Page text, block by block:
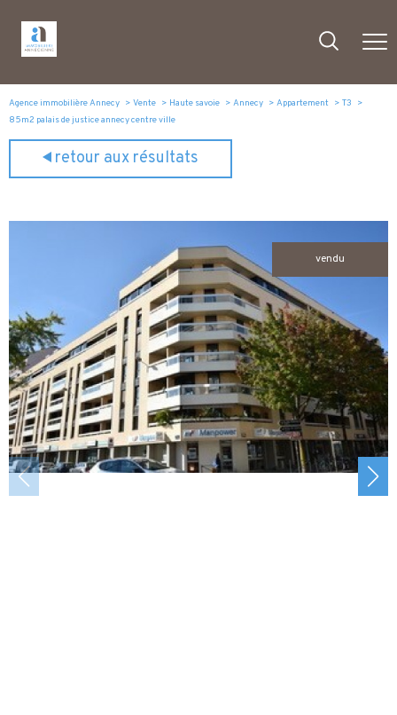
Agence immobilière Annecy Vente Haute savoie Annecy Appartement
T3
85m2 palais de justice annecy centre ville
retour aux résultats
vendu